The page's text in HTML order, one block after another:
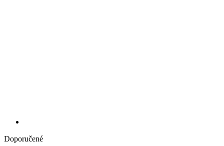
Doporučené